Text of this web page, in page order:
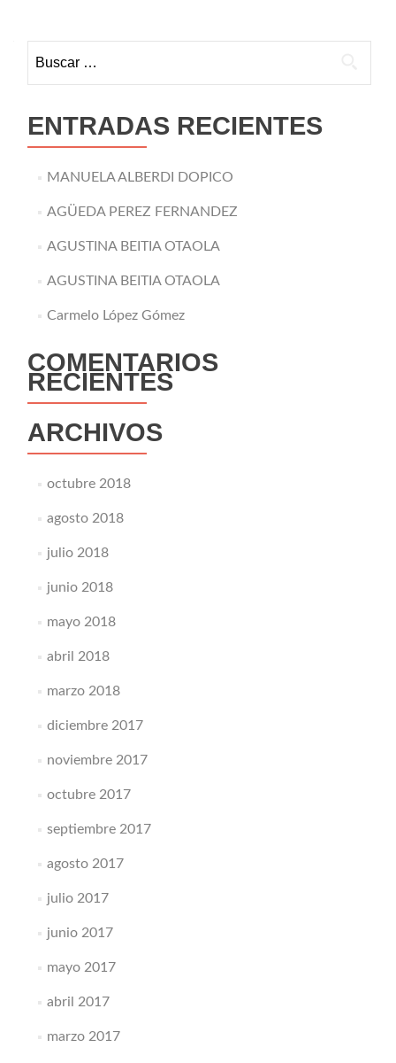
ENTRADAS RECIENTES
MANUELA ALBERDI DOPICO
AGÜEDA PEREZ FERNANDEZ
AGUSTINA BEITIA OTAOLA
AGUSTINA BEITIA OTAOLA
Carmelo López Gómez
COMENTARIOS
RECIENTES
ARCHIVOS
octubre 2018
agosto 2018
julio 2018
junio 2018
mayo 2018
abril 2018
marzo 2018
diciembre 2017
noviembre 2017
octubre 2017
septiembre 2017
agosto 2017
julio 2017
junio 2017
mayo 2017
abril 2017
marzo 2017